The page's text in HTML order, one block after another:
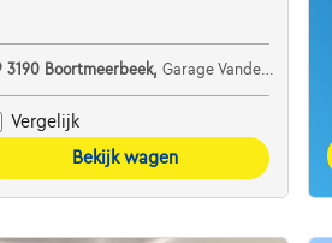
3190 Boortmeerbeek, Garage Vanderborght Boortmeerbeek
Vergelijk
Bekijk wagen